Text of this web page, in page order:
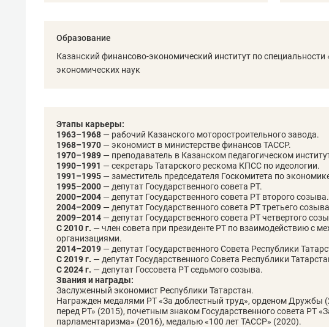
Образование
Казанский финансово-экономический институт по
экономических наук
Этапы карьеры:
1963–1968 — рабочий Казанского моторостроительного завода.
1968–1970 — экономист в министерстве финансов ТАССР.
1970–1989 — преподаватель в Казанском педагогическом
1990–1991 — секретарь Татарского рескома КПСС по идеологии.
1991–1995 — заместитель председателя Госкомитета по
1995–2000 — депутат Государственного совета РТ.
2000–2004 — депутат Государственного совета РТ второго созыва.
2004–2009 — депутат Государственного совета РТ третьего
2009–2014 — депутат Государственного совета РТ четвертого
C 2010 г. — член совета при президенте РТ по взаимодействию с
организациями.
2014–2019 — депутат Государственного Совета Республики
С 2019 г. — депутат Государственного Совета Республики
С 2024 г. — депутат Госсовета РТ седьмого созыва.
Звания и награды:
Заслуженный экономист Республики Татарстан.
Награжден медалями РТ «За доблестный труд», орденом Дружбы
перед РТ» (2015), почетным знаком Государственного совета РТ
парламентаризма» (2016), медалью «100 лет ТАССР» (2020).
Рекомендуем
Падел, фитнес, танцы и даже
ниндзя-зал: как ТРЦ «Франт»
стал Меккой для любителей
спорта
Рекомендуем
«Директорский
когда человек
стрессом»